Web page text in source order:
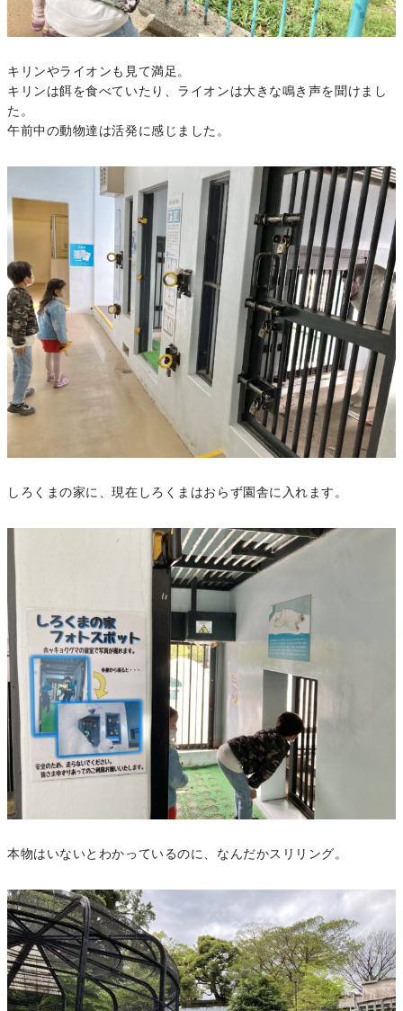
キリンやライオンも見て満足。
キリンは餌を食べていたり、ライオンは大きな鳴き声を聞けまし
た。
午前中の動物達は活発に感じました。
しろくまの家に、現在しろくまはおらず園舎に入れます。
本物はいないとわかっているのに、なんだかスリリング。